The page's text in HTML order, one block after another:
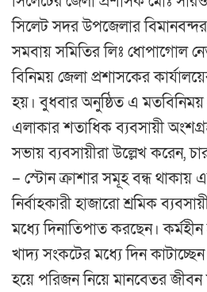
সিলেট সদর উপজেলার
সমবায় সমিতির লিঃ ধোপাগোল
বিনিময় জেলা প্রশাসকের
হয়। বুধবার অনুষ্ঠিত এ
এলাকার শতাধিক ব্যবসায়ী
সভায় ব্যবসায়ীরা উল্লেখ করেন,
– স্টোন ক্রাশার সমূহ বন্ধ থাকায়
নির্বাহকারী হাজারো শ্রমিক
মধ্যে দিনাতিপাত করছেন।
খাদ্য সংকটের মধ্যে দিন
হয়ে পরিজন নিয়ে মানবেতর